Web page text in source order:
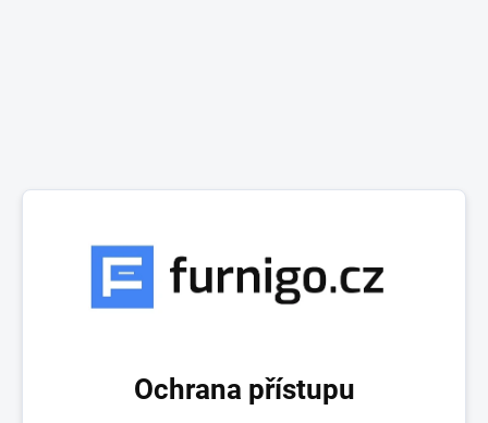
Ochrana přístupu